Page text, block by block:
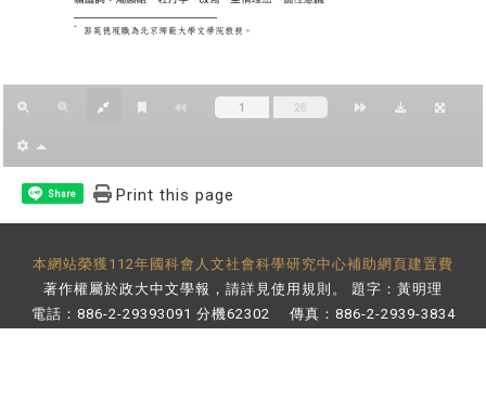
Share Print this page
本網站榮獲112年國科會人文社會科學研究中心補助網頁建置費
著作權屬於政大中文學報，請詳見使用規則 。 題字：黃明理
電話：886-2-29393091 分機62302 傳真：886-2-2939-3834